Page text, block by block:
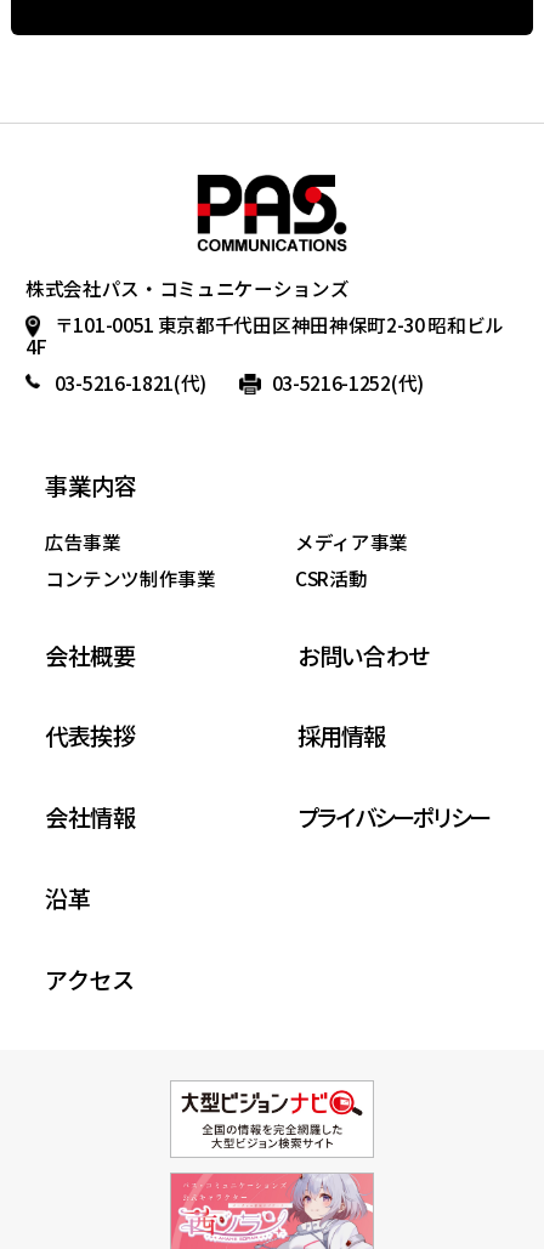
株式会社パス・コミュニケーションズ
〒101-0051 東京都千代田区神田神保町2-30 昭和ビル
4F
03-5216-1821(代) 03-5216-1252(代)
事業内容
広告事業
メディア事業
コンテンツ制作事業
CSR活動
会社概要
代表挨拶
会社情報
沿革
アクセス
お問い合わせ
採用情報
プライバシーポリシー